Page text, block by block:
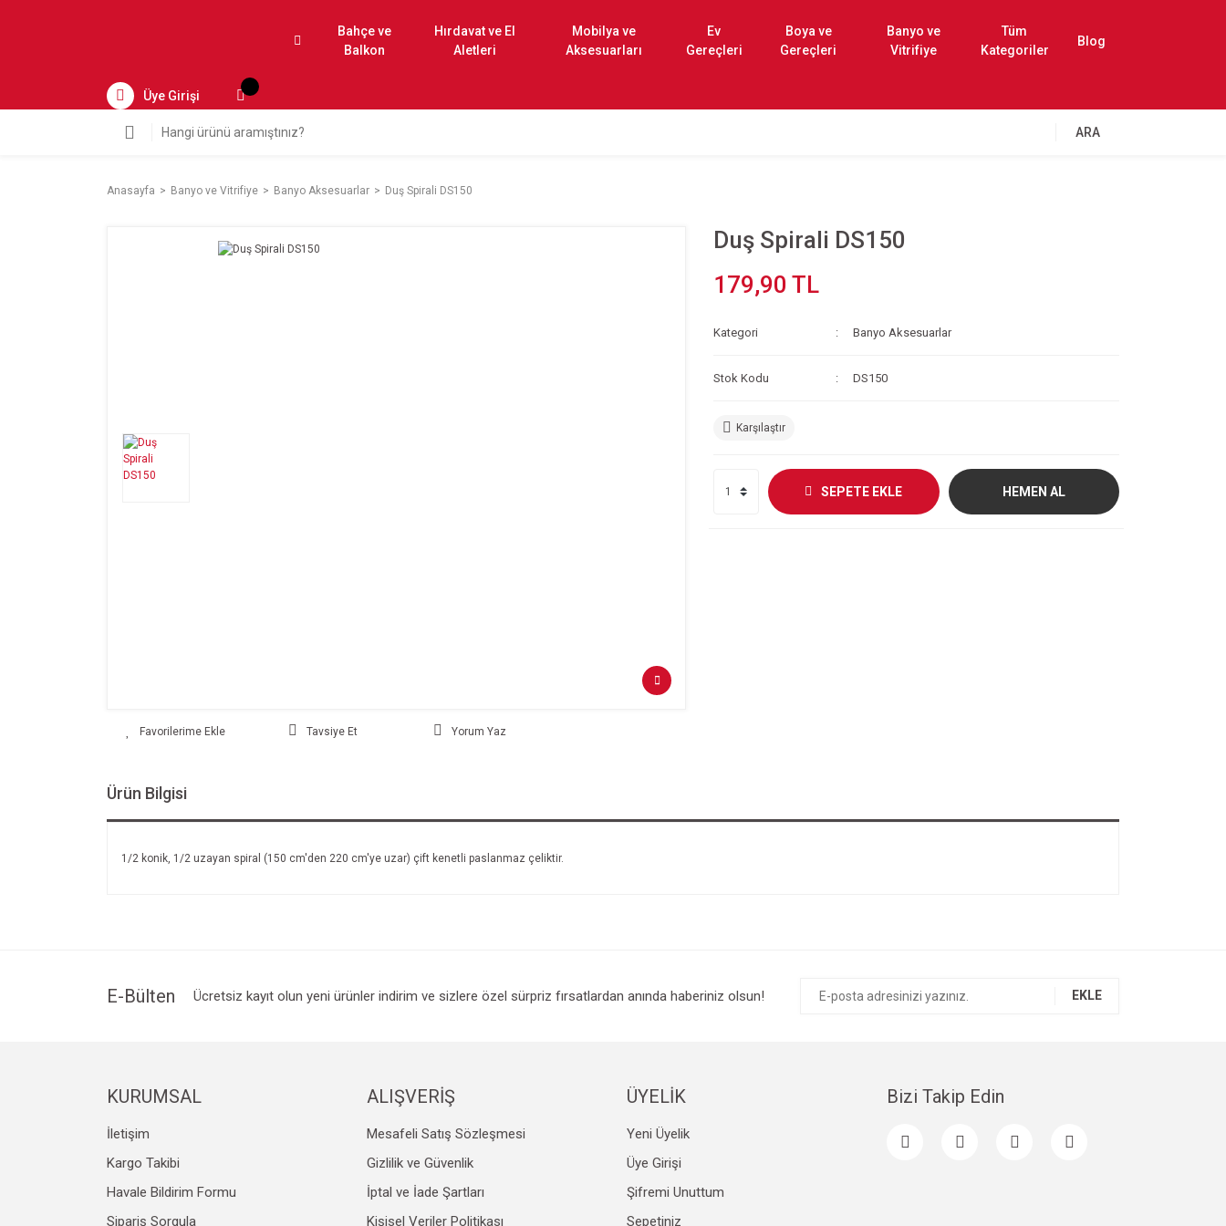
Bahçe ve
Balkon
Hırdavat ve El
Aletleri
Mobilya ve
Aksesuarları
Ev
Gereçleri
Boya ve
Gereçleri
Banyo ve
Vitrifiye
Tüm
Kategoriler
Blog
Üye Girişi
ARA
Anasayfa Banyo ve Vitrifiye Banyo Aksesuarlar Duş Spirali DS150
Tavsiye Et Yorum Yaz
Duş Spirali DS150
179,90 TL
Kategori Banyo Aksesuarlar
Stok Kodu DS150
Karşılaştır
SEPETE EKLE HEMEN AL
Ürün Bilgisi
1/2 konik, 1/2 uzayan spiral (150 cm'den 220 cm'ye uzar) çift kenetli paslanmaz çeliktir.
E-Bülten Ücretsiz kayıt olun yeni ürünler indirim ve sizlere özel sürpriz fırsatlardan anında haberiniz olsun! EKLE
KURUMSAL
İletişim
Kargo Takibi
Havale Bildirim Formu
Sipariş Sorgula
ALIŞVERİŞ
Mesafeli Satış Sözleşmesi
Gizlilik ve Güvenlik
İptal ve İade Şartları
Kişisel Veriler Politikası
ÜYELİK
Yeni Üyelik
Üye Girişi
Şifremi Unuttum
Sepetiniz
Bizi Takip Edin